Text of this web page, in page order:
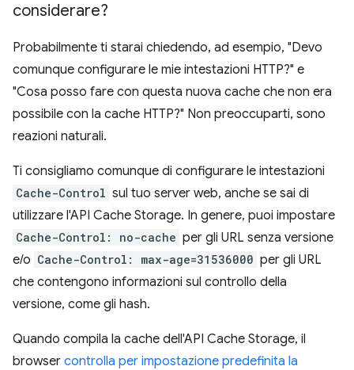
considerare?
Probabilmente ti starai chiedendo, ad esempio, "Devo
comunque configurare le mie intestazioni HTTP?" e
"Cosa posso fare con questa nuova cache che non era
possibile con la cache HTTP?" Non preoccuparti, sono
reazioni naturali.
Ti consigliamo comunque di configurare le intestazioni
Cache-Control sul tuo server web, anche se sai di
utilizzare l'API Cache Storage. In genere, puoi impostare
Cache-Control: no-cache per gli URL senza versione
e/o Cache-Control: max-age=31536000 per gli URL
che contengono informazioni sul controllo della
versione, come gli hash.
Quando compila la cache dell'API Cache Storage, il
browser controlla per impostazione predefinita la